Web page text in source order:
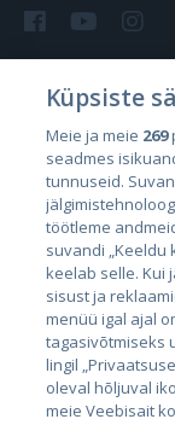
Riigid
Eesti
Läti
Leedu
Küpsiste
Meie ja meie 269
seadmes
tunnuseid.
töötleme
suvandi „Keeldu
keelab selle. Kui
sisust ja
menüü igal ajal
tagasivõtmiseks
lingil
oleval hõljuval
meie Veebisait